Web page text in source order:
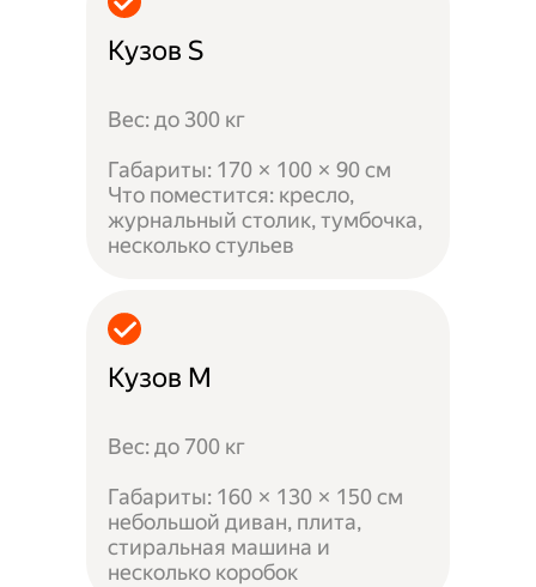
Кузов S
Вес: до 300 кг
Габариты: 170 × 100 × 90 см
Что поместится: кресло,
журнальный столик, тумбочка,
несколько стульев
Кузов M
Вес: до 700 кг
Габариты: 160 × 130 × 150 см
небольшой диван, плита,
стиральная машина и
несколько коробок